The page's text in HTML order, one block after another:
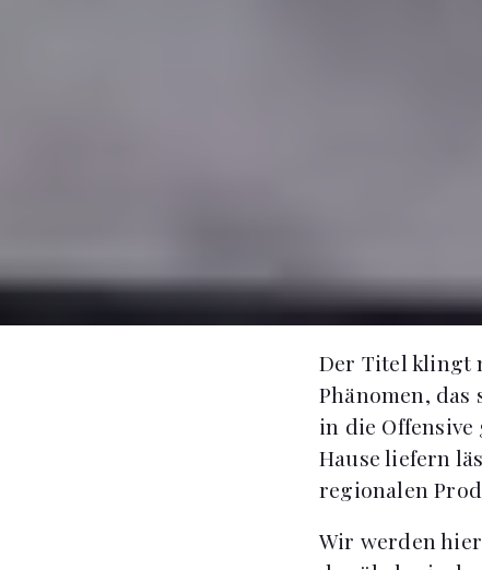
Der Titel klingt
Phänomen,
in die
Hause liefern
regionalen
Wir werden